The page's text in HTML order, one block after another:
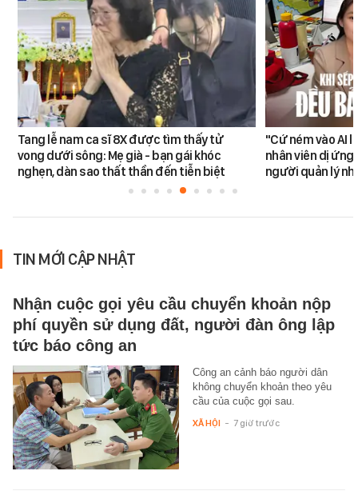
Tang lễ nam ca sĩ 8X được tìm thấy tử
vong dưới sông: Mẹ già - bạn gái khóc
nghẹn, dàn sao thất thần đến tiễn biệt
"Cứ ném vào AI
nhân viên dị ứng
người quản lý
TIN MỚI CẬP NHẬT
Nhận cuộc gọi yêu cầu chuyển khoản nộp
phí quyền sử dụng đất, người đàn ông lập
tức báo công an
Công an cảnh báo người dân
không chuyển khoản theo yêu
cầu của cuộc gọi sau.
XÃ HỘI - 7 giờ trước